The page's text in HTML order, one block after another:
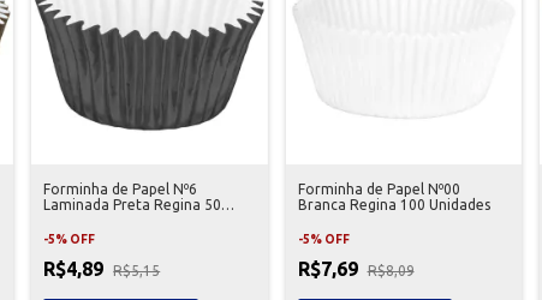
Forminha de Papel Nº6
Laminada Preta Regina 50
-5% OFF
R$4,89 R$5,15
Forminha de Papel Nº00
Branca Regina 100 Unidades
-5% OFF
R$7,69 R$8,09